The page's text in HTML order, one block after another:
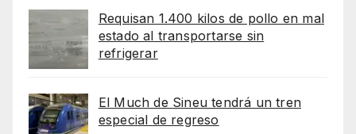
Requisan 1.400 kilos de pollo en mal
estado al transportarse sin
refrigerar
El Much de Sineu tendrá un tren
especial de regreso